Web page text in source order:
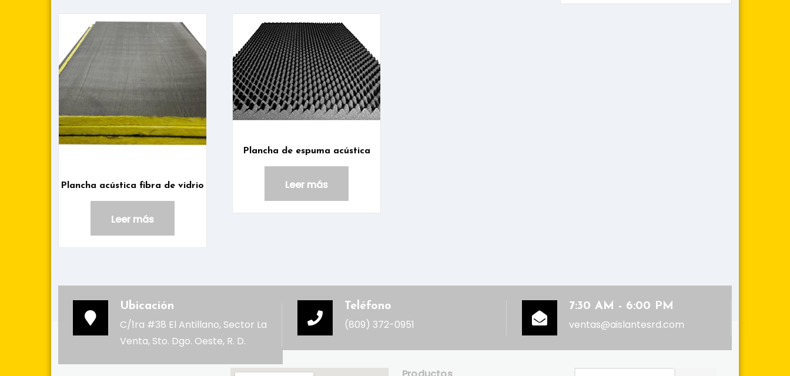
Plancha acústica fibra de vidrio
Leer más
Plancha de espuma acústica
Leer más
Ubicación
C/1ra #38 El Antillano, Sector La
Venta, Sto. Dgo. Oeste, R. D.
Teléfono
(809) 372-0951
7:30 AM - 6:00 PM
ventas@aislantesrd.com